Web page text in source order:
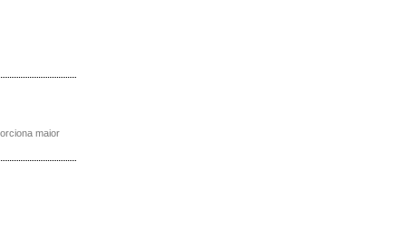
maior